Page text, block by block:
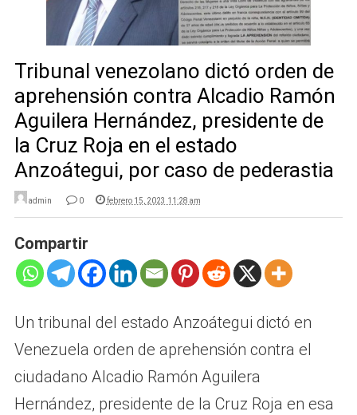
Tribunal venezolano dictó orden de
aprehensión contra Alcadio Ramón
Aguilera Hernández, presidente de
la Cruz Roja en el estado
Anzoátegui, por caso de pederastia
admin 0 febrero 15, 2023 11:28 am
Compartir
Un tribunal del estado Anzoátegui dictó en
Venezuela orden de aprehensión contra el
ciudadano Alcadio Ramón Aguilera
Hernández, presidente de la Cruz Roja en esa